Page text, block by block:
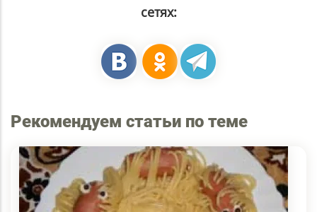
сетях:
Рекомендуем статьи по теме